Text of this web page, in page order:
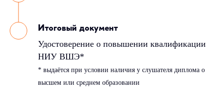
Итоговый документ
Удостоверение о повышении квалификации
НИУ ВШЭ*
* выдаётся при условии наличия у слушателя диплома о
высшем или среднем образовании